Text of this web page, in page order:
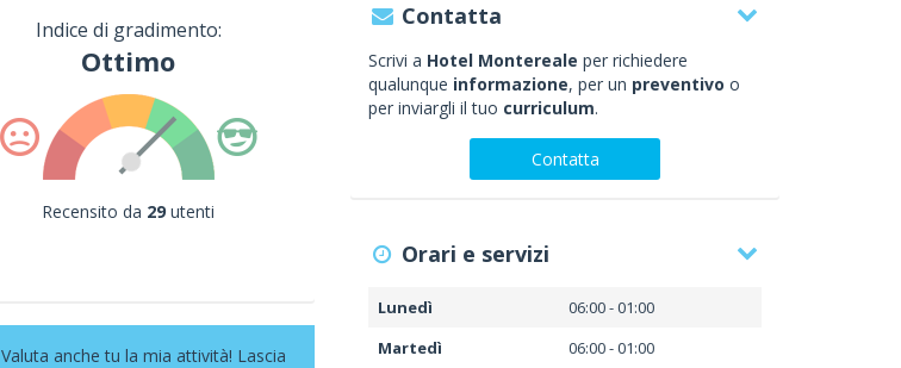
Indice di gradimento:
Ottimo
Recensito da 29 utenti
Valuta anche tu la mia attività! Lascia
Contatta
Scrivi a Hotel Montereale per richiedere
qualunque informazione, per un preventivo o
per inviargli il tuo curriculum.
Contatta
Orari e servizi
Lunedì
06:00 - 01:00
Martedì
06:00 - 01:00